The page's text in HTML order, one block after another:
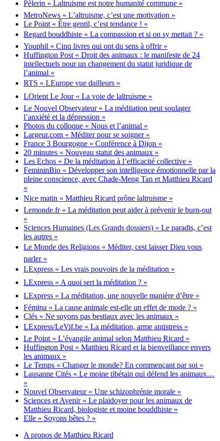
Pèlerin « Laltruisme est notre humanité commune »
MetroNews « L’altruisme, c’est une motivation »
Le Point « Être gentil, c’est tendance ! »
Regard bouddhiste « La compassion et si on sy mettait ? »
Youphil « Cinq livres qui ont du sens à offrir »
Huffington Post « Droit des animaux : le manifeste de 24
intellectuels pour un changement du statut juridique de
l’animal »
RTS « LEurope vue dailleurs »
LOrient Le Jour « La voie de laltruisme »
Le Nouvel Observateur « La méditation peut soulager
l’anxiété et la dépression »
Photos du colloque « Nous et l’animal »
Largeur.com « Méditer pour se soigner »
France 3 Bourgogne « Conférence à Dijon »
20 minutes « Nouveau statut des animaux »
Les Echos « De la méditation à l’efficacité collective »
FemininBio « Développer son intelligence émotionnelle par la
pleine conscience, avec Chade-Meng Tan et Matthieu Ricard
»
Nice matin « Matthieu Ricard prône laltruisme »
Lemonde.fr « La méditation peut aider à prévenir le burn-out
»
Sciences Humaines (Les Grands dossiers) « Le paradis, c’est
les autres »
Le Monde des Religions « Méditer, cest laisser Dieu vous
parler »
LExpress « Les vrais pouvoirs de la méditation »
LExpress « A quoi sert la méditation ? »
LExpress « La méditation, une nouvelle manière d’être »
Fémina « La cause animale est-elle un effet de mode ? »
Clés « Ne soyons pas bestiaux avec les animaux »
LExpress/LeVif.be « La méditation, arme antistress »
Le Point « L’évangile animal selon Matthieu Ricard »
Huffington Post « Matthieu Ricard et la bienveillance envers
les animaux »
Le Temps « Changer le monde? En commençant par soi »
Lausanne Cités « Le moine tibétain qui défend les animaux…
»
Nouvel Observateur « Une schizophrénie morale »
Sciences et Avenir « Le plaidoyer pour les animaux de
Matthieu Ricard, biologiste et moine bouddhiste »
Elle « Soyons bêtes ? »
A propos de Matthieu Ricard